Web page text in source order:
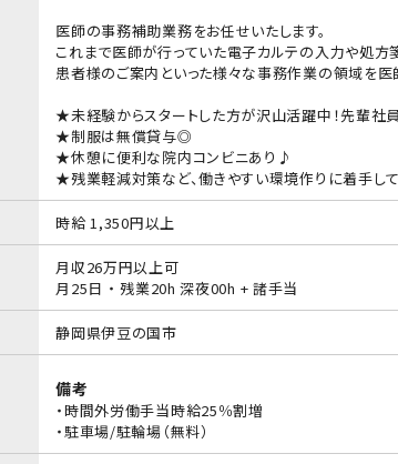
医師の事務補助業務をお任せいたします。
これまで医師が行っていた電子カルテの入力や処方
患者様のご案内といった様々な事務作業の領域を医
★未経験からスタートした方が沢山活躍中！先輩社
★制服は無償貸与◎
★休憩に便利な院内コンビニあり♪
★残業軽減対策など、働きやすい環境作りに着手して
時給 1,350円以上
月収26万円以上可
月25日 ・ 残業20h 深夜00h + 諸手当
静岡県伊豆の国市
備考
・時間外労働手当時給25％割増
・駐車場/駐輪場（無料）